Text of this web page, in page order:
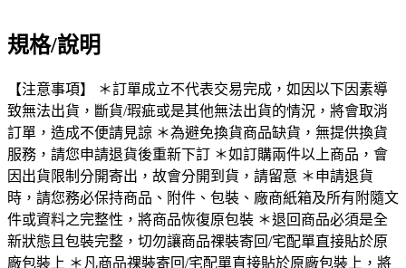
規格/說明
【注意事項】 ＊訂單成立不代表交易完成，如因以下因素導
致無法出貨，斷貨/瑕疵或是其他無法出貨的情況，將會取消
訂單，造成不便請見諒 ＊為避免換貨商品缺貨，無提供換貨
服務，請您申請退貨後重新下訂 ＊如訂購兩件以上商品，會
因出貨限制分開寄出，故會分開到貨，請留意 ＊申請退貨
時，請您務必保持商品、附件、包裝、廠商紙箱及所有附隨文
件或資料之完整性，將商品恢復原包裝 ＊退回商品必須是全
新狀態且包裝完整，切勿讓商品祼裝寄回/宅配單直接貼於原
廠包裝上 ＊凡商品祼裝寄回/宅配單直接貼於原廠包裝上，將